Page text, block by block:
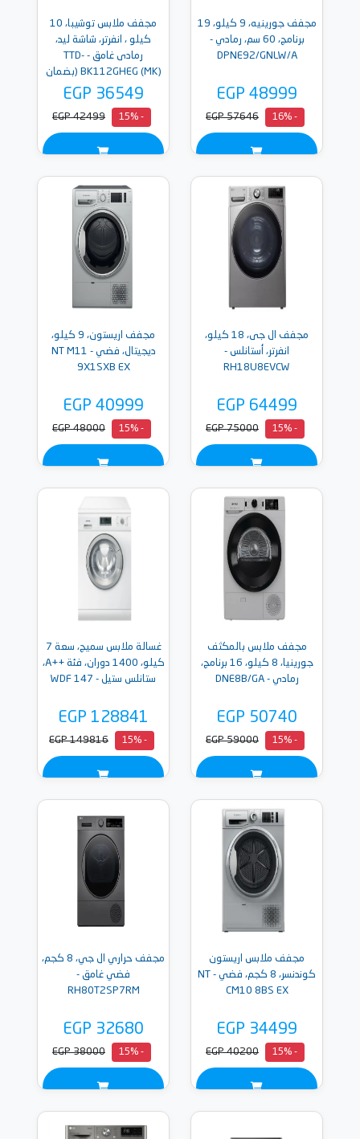
مجفف جورينيه، 9 كيلو، 19
برنامج، 60 سم، رمادي -
DPNE92/GNLW/A
EGP 48999
- 16%
EGP 57646
مجفف ملابس توشيبا، 10
كيلو ، انفرتر، شاشة ليد،
رمادى غامق - TTD-
BK112GHEG (MK) (بضمان
ميراكو)
EGP 36549
- 15%
EGP 42499
مجفف ال جى، 18 كيلو،
انفرتر، أستانلس -
RH18U8EVCW
EGP 64499
- 15%
EGP 75000
مجفف اريستون، 9 كيلو،
ديجيتال، فضي - NT M11
9X1SXB EX
EGP 40999
- 15%
EGP 48000
مجفف ملابس بالمكثف
جورينيا، 8 كيلو، 16 برنامج،
رمادي - DNE8B/GA
EGP 50740
- 15%
EGP 59000
غسالة ملابس سميج، سعة 7
كيلو، 1400 دوران، فئة ++A،
ستانلس ستيل - WDF 147
EGP 128841
- 15%
EGP 149816
مجفف ملابس اريستون
كوندنسر، 8 كجم، فضي - NT
CM10 8BS EX
EGP 34499
- 15%
EGP 40200
مجفف حراري ال جي، 8 كجم،
فضي غامق -
RH80T2SP7RM
EGP 32680
- 15%
EGP 38000